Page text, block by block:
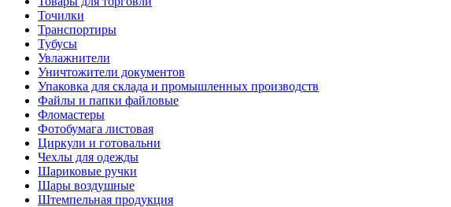
Точилки
Транспортиры
Тубусы
Увлажнители
Уничтожители документов
Упаковка для склада и промышленных производств
Файлы и папки файловые
Фломастеры
Фотобумага листовая
Циркули и готовальни
Чехлы для одежды
Шариковые ручки
Шары воздушные
Штемпельная продукция